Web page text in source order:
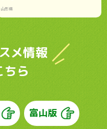
山形県
メ情報
ちら
富山版